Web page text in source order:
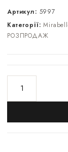
Артикул: 5997
Категорії:
РОЗПРОДАЖ